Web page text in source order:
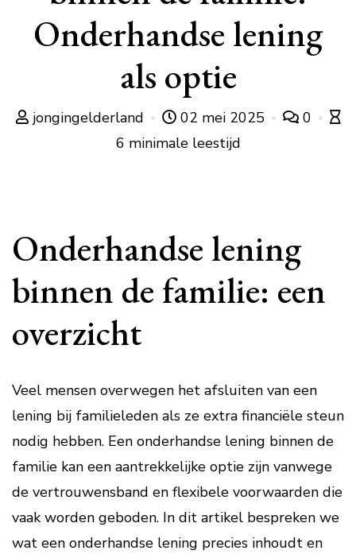
Onderhandse lening
als optie
jongingelderland 02 mei 2025
0
6 minimale leestijd
Onderhandse lening
binnen de familie: een
overzicht
Veel mensen overwegen het afsluiten van een
lening bij familieleden als ze extra financiële steun
nodig hebben. Een onderhandse lening binnen de
familie kan een aantrekkelijke optie zijn vanwege
de vertrouwensband en flexibele voorwaarden die
vaak worden geboden. In dit artikel bespreken we
wat een onderhandse lening precies inhoudt en